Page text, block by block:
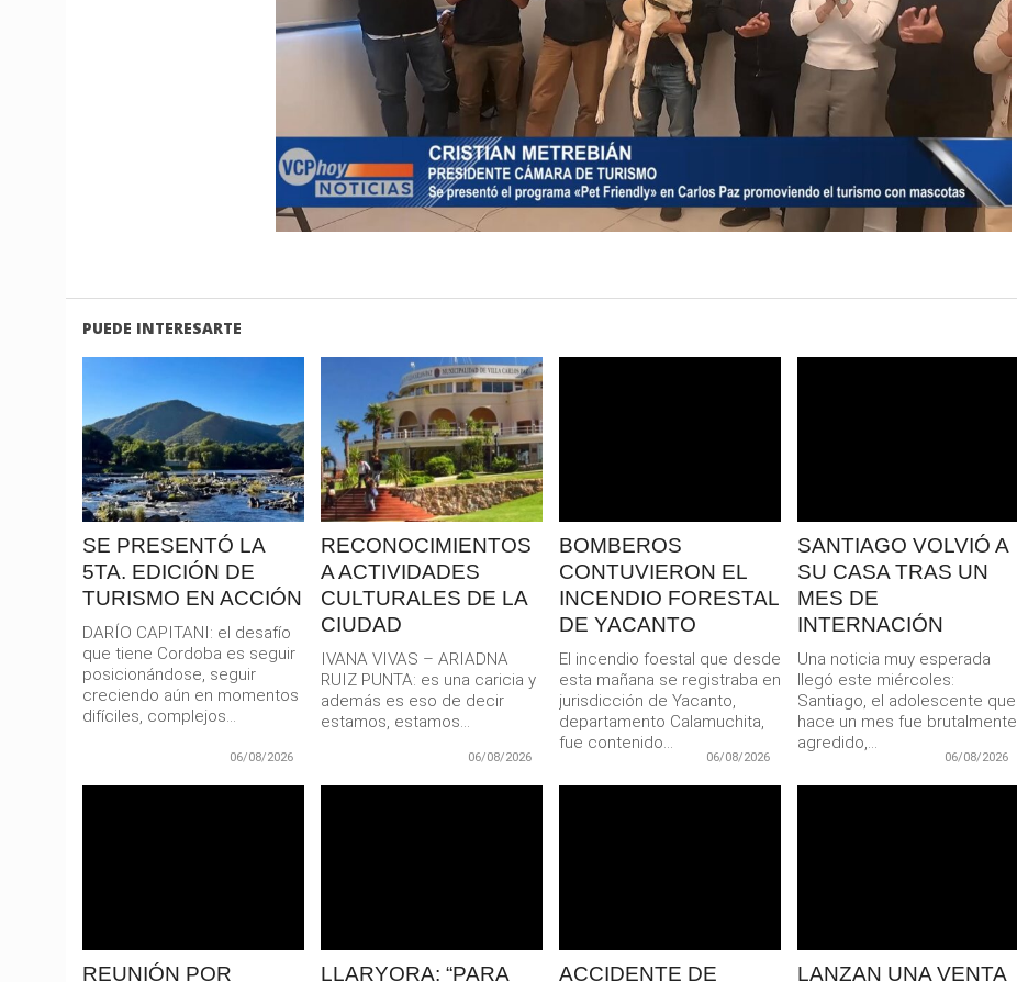
PUEDE INTERESARTE
LEER
MAS
SE PRESENTÓ LA
5TA. EDICIÓN DE
TURISMO EN ACCIÓN
DARÍO CAPITANI: el desafío
que tiene Cordoba es seguir
posicionándose, seguir
creciendo aún en momentos
difíciles, complejos...
06/08/2026
LEER
MAS
RECONOCIMIENTOS
A ACTIVIDADES
CULTURALES DE LA
CIUDAD
IVANA VIVAS – ARIADNA
RUIZ PUNTA: es una caricia y
además es eso de decir
estamos, estamos...
06/08/2026
BOMBEROS
CONTUVIERON EL
INCENDIO FORESTAL
DE YACANTO
El incendio foestal que desde
esta mañana se registraba en
jurisdicción de Yacanto,
departamento Calamuchita,
fue contenido...
06/08/2026
SANTIAGO VOLVIÓ A
SU CASA TRAS UN
MES DE
INTERNACIÓN
Una noticia muy esperada
llegó este miércoles:
Santiago, el adolescente que
hace un mes fue brutalmente
agredido,...
06/08/2026
REUNIÓN POR
LLARYORA: “PARA
ACCIDENTE DE
LANZAN UNA VENTA